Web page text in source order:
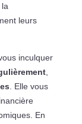
leurs
inculquer
,
. Elle vous
En